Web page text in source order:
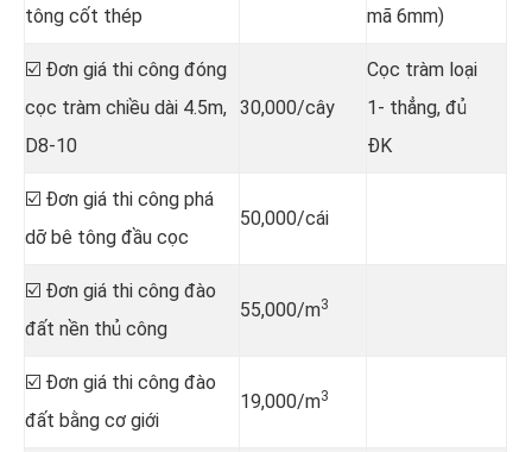
tông cốt thép
mã 6mm)
☑️ Đơn giá thi công đóng
cọc tràm chiều dài 4.5m,
D8-10
30,000/cây
Cọc tràm loại
1- thẳng, đủ
ĐK
☑️ Đơn giá thi công phá
dỡ bê tông đầu cọc
50,000/cái
☑️ Đơn giá thi công đào
đất nền thủ công
55,000/m3
☑️ Đơn giá thi công đào
đất bằng cơ giới
19,000/m3